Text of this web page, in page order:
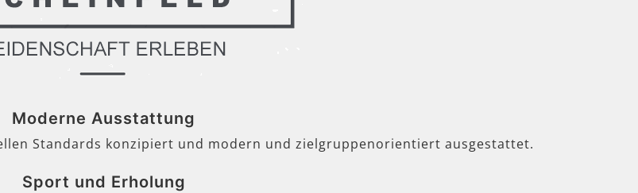
Moderne Ausstattung
Standards konzipiert und modern und zielgruppenorientiert ausgestattet.
Sport und Erholung